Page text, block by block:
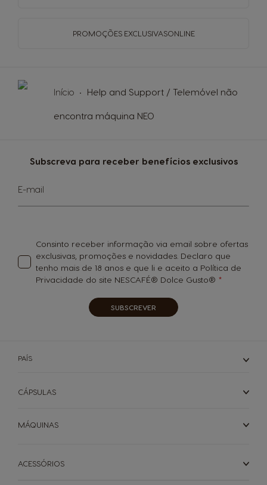
PROMOÇÕES EXCLUSIVASONLINE
Início Help and Support / Telemóvel não
encontra máquina NEO
Subscreva para receber benefícios exclusivos
Subscreva
a
nossa
E-mail
Consinto receber informação via email sobre ofertas
exclusivas, promoções e novidades. Declaro que
tenho mais de 18 anos e que li e aceito a Política de
Privacidade do site NESCAFÉ® Dolce Gusto®
SUBSCREVER
PAÍS
CÁPSULAS
MÁQUINAS
ACESSÓRIOS